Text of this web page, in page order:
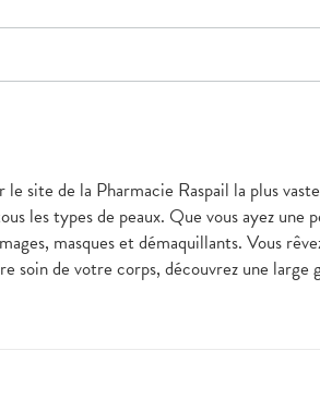
site de la Pharmacie Raspail la plus
les types de peaux. Que vous ayez une
masques et démaquillants. Vous
soin de votre corps, découvrez une large